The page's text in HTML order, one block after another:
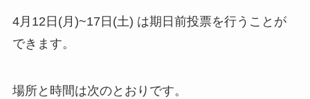
4月12日(月)~17日(土) は期日前投票を行うことが
できます。
場所と時間は次のとおりです。